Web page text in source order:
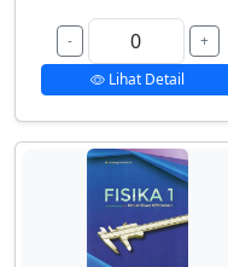
-
+
Lihat Detail